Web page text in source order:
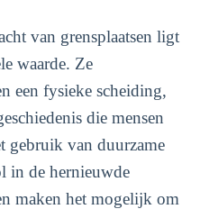
van grensplaatsen ligt
waarde. Ze
een fysieke scheiding,
die mensen
gebruik van duurzame
in de hernieuwde
maken het mogelijk om